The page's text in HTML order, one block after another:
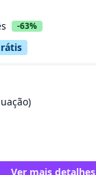
-63%
Ver mais detalhes